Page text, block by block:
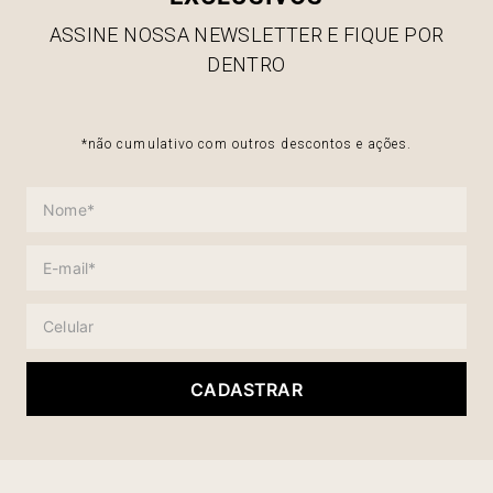
ASSINE NOSSA NEWSLETTER E FIQUE POR
DENTRO
*não cumulativo com outros descontos e ações.
CADASTRAR